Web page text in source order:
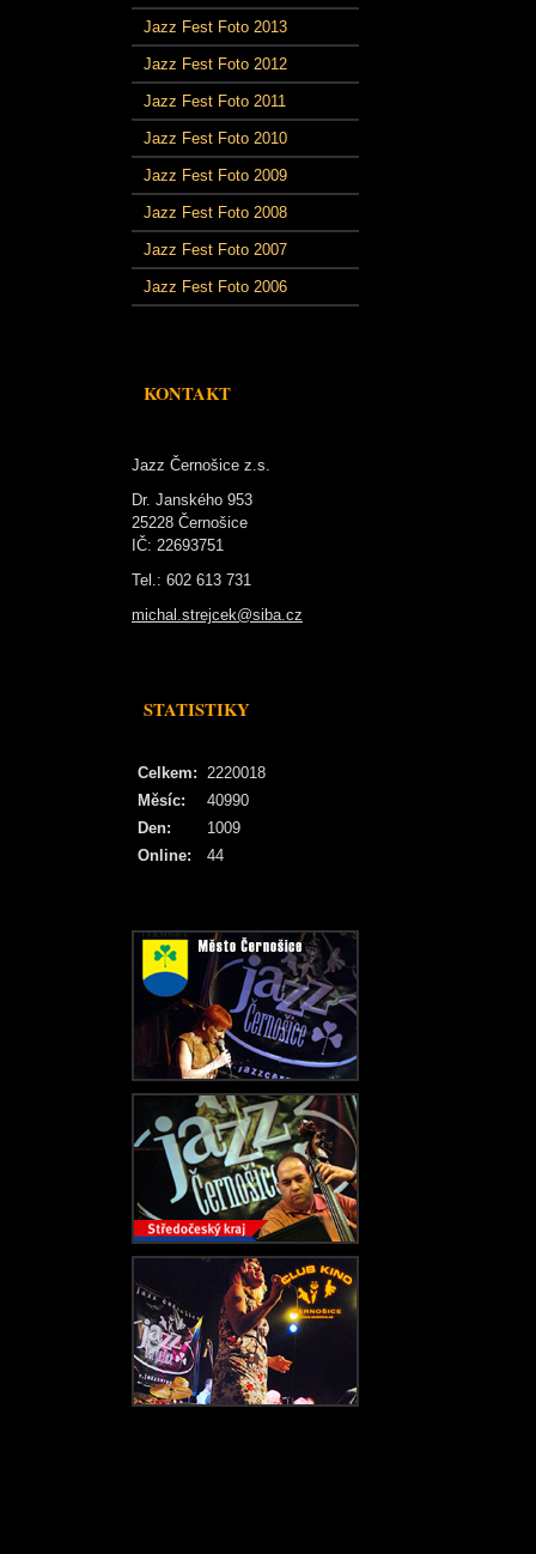
Jazz Fest Foto 2013
Jazz Fest Foto 2012
Jazz Fest Foto 2011
Jazz Fest Foto 2010
Jazz Fest Foto 2009
Jazz Fest Foto 2008
Jazz Fest Foto 2007
Jazz Fest Foto 2006
KONTAKT
Jazz Černošice z.s.
Dr. Janského 953
25228 Černošice
IČ: 22693751
Tel.: 602 613 731
michal.strejcek@siba.cz
STATISTIKY
Online: 44
Celkem: 2220018
Měsíc:
40990
Den:
1009